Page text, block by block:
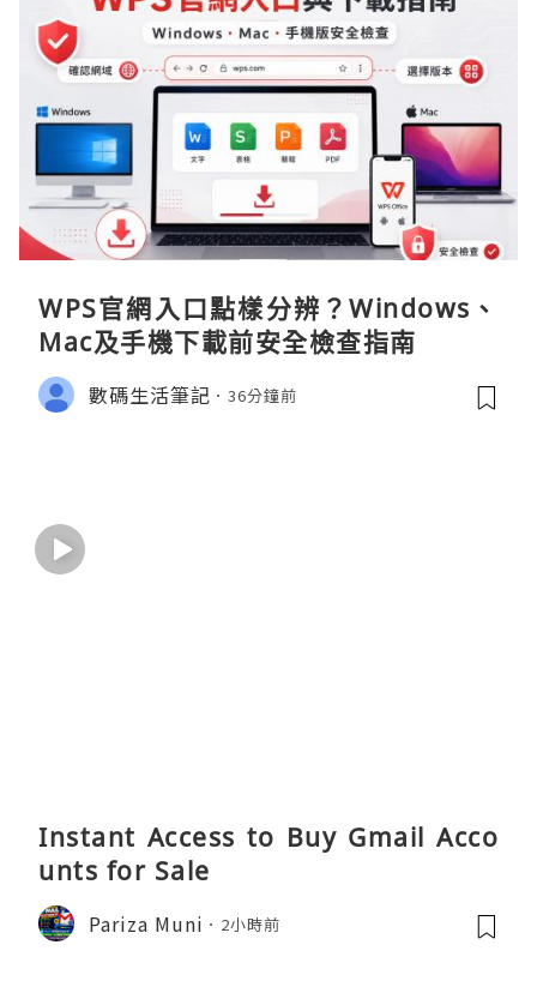
WPS官網入口點樣分辨？Windows、
Mac及手機下載前安全檢查指南
數碼生活筆記 36分鐘前
Instant Access to Buy Gmail Acco
unts for Sale
Pariza Muni 2小時前